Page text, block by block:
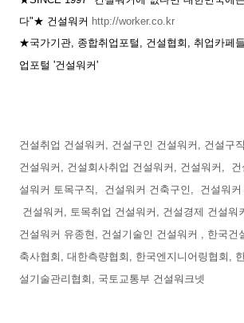
다"★ 건설워커 http://worker.co.kr
★국가기관, 종합취업포털, 건설협회, 취업카페
업포털 '건설워커'
건설취업 건설워커, 건설구인 건설워커, 건설구
건설워커, 건설회사취업 건설워커, 건설워커,
설워커 토목구직, 건설워커 건축구인, 건설워커
건설워커, 토목취업 건설워커, 건설경제 건설워
건설워커 유종현, 건설기술인 건설워커 , 한국건
축사협회, 대한측량협회, 한국엔지니어링협회,
설기술관리협회, 국토교통부 건설워크넷